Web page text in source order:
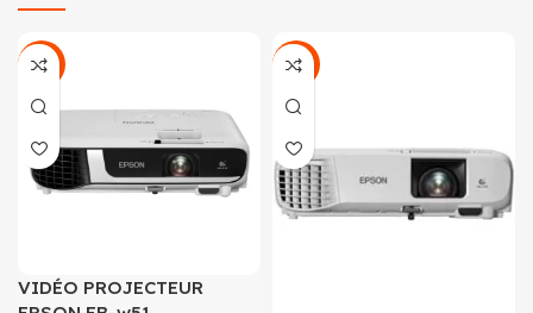
-6%
VIDÉO PROJECTEUR
-9%